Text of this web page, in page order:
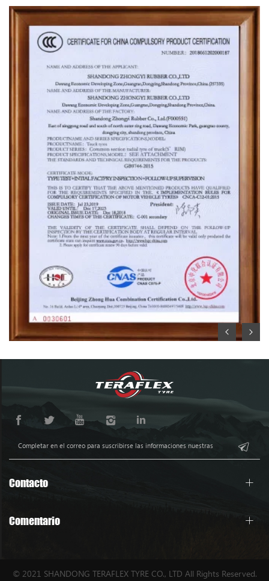
Contacto
Comentario
© 2021 SHANDONG TERAFLEX TYRE CO., LTD All Rights Reserved.